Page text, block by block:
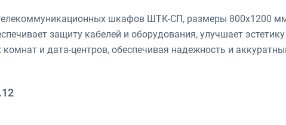
шкафов ШТК-СП, размеры 800x1200
защиту кабелей и оборудования, улучшает
и дата-центров, обеспечивая надежность и